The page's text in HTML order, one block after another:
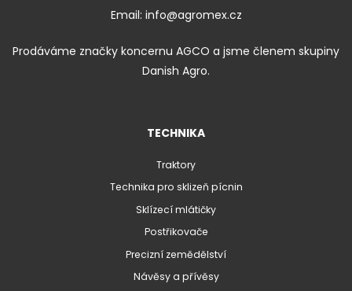
Email: info@agromex.cz
Prodáváme značky koncernu AGCO a jsme členem skupiny
Danish Agro.
TECHNIKA
Traktory
Technika pro sklizeň pícnin
Sklízecí mlátičky
Postřikovače
Precizní zemědělství
Návěsy a přívěsy